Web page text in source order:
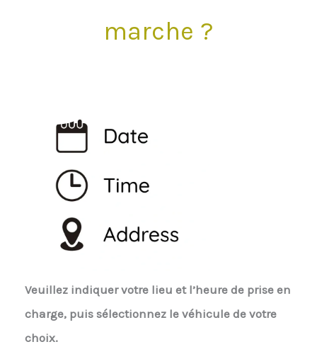
marche ?
Veuillez indiquer votre lieu et l’heure de prise en
charge, puis sélectionnez le véhicule de votre
choix.